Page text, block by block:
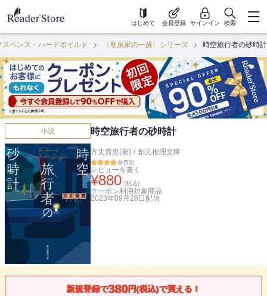
はじめて 会員登録 サインイン 検索
ペンス・ハードボイルド 〈竜泉家の一族〉シリーズ 時空旅行者の砂時計
小説 時空旅行者の砂時計
方丈貴恵(著) / 創元推理文庫
(53)
レビューを書く
¥880 (税込)
クーポン利用対象商品
2023年09月28日 配信
新規登録で380円(税込)で買える！